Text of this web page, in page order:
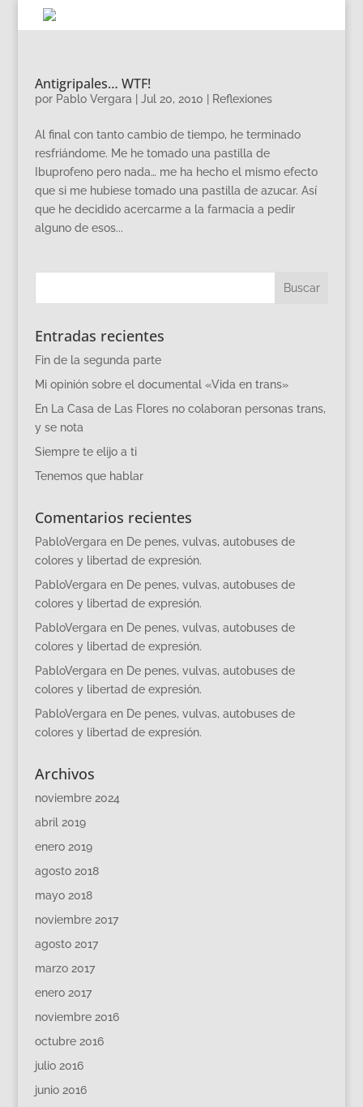
Antigripales… WTF!
por Pablo Vergara Jul 20, 2010 Reflexiones
Al final con tanto cambio de tiempo, he terminado
resfriándome. Me he tomado una pastilla de
Ibuprofeno pero nada… me ha hecho el mismo efecto
que si me hubiese tomado una pastilla de azucar. Así
que he decidido acercarme a la farmacia a pedir
alguno de esos...
Entradas recientes
Fin de la segunda parte
Mi opinión sobre el documental «Vida en trans»
En La Casa de Las Flores no colaboran personas trans,
y se nota
Siempre te elijo a ti
Tenemos que hablar
Comentarios recientes
PabloVergara en De penes, vulvas, autobuses de
colores y libertad de expresión.
PabloVergara en De penes, vulvas, autobuses de
colores y libertad de expresión.
PabloVergara en De penes, vulvas, autobuses de
colores y libertad de expresión.
PabloVergara en De penes, vulvas, autobuses de
colores y libertad de expresión.
PabloVergara en De penes, vulvas, autobuses de
colores y libertad de expresión.
Archivos
noviembre 2024
abril 2019
enero 2019
agosto 2018
mayo 2018
noviembre 2017
agosto 2017
marzo 2017
enero 2017
noviembre 2016
octubre 2016
julio 2016
junio 2016